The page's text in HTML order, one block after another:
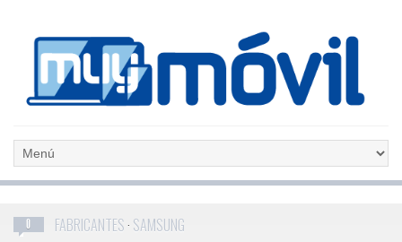
0 FABRICANTES· SAMSUNG